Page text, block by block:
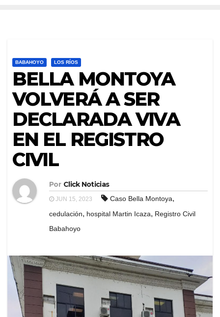
BABAHOYO LOS RÍOS
BELLA MONTOYA
VOLVERÁ A SER
DECLARADA VIVA
EN EL REGISTRO
CIVIL
Por Click Noticias
JUN 15, 2023 Caso Bella Montoya,
cedulación, hospital Martin Icaza, Registro Civil
Babahoyo